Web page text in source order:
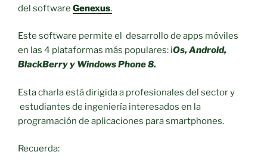
del software Genexus.
Este software permite el desarrollo de apps móviles
en las 4 plataformas más populares: iOs, Android,
BlackBerry y Windows Phone 8.
Esta charla está dirigida a profesionales del sector y
estudiantes de ingeniería interesados en la
programación de aplicaciones para smartphones.
Recuerda: